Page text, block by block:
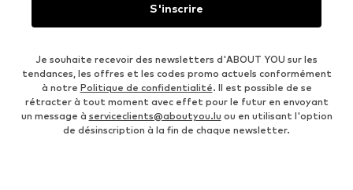
S'inscrire
Je souhaite recevoir des newsletters d'ABOUT YOU sur les
tendances, les offres et les codes promo actuels conformément
à notre Politique de confidentialité. Il est possible de se
rétracter à tout moment avec effet pour le futur en envoyant
un message à serviceclients@aboutyou.lu ou en utilisant l'option
de désinscription à la fin de chaque newsletter.